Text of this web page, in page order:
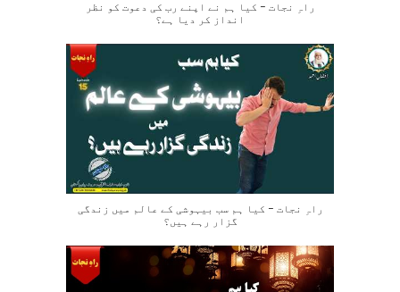
راہِ نجات – کیا ہم نے اپنے رب کی دعوت کو نظر
انداز کر دیا ہے؟
راہِ نجات – کیا ہم سب بیہوشی کے عالم میں زندگی
گزار رہے ہیں؟